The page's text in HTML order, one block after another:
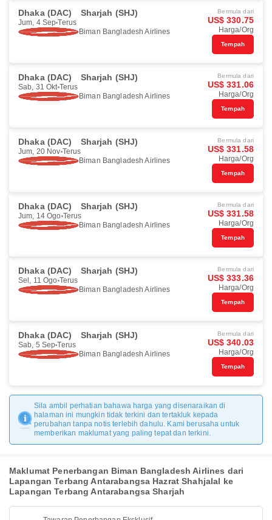
Dhaka (DAC) Sharjah (SHJ)
Jum, 4 Sep Terus
Biman Bangladesh Airlines
Bermula dari
US$ 330.75
Harga/Org
Tempah
Dhaka (DAC) Sharjah (SHJ)
Sab, 31 Okt Terus
Biman Bangladesh Airlines
Bermula dari
US$ 331.06
Harga/Org
Tempah
Dhaka (DAC) Sharjah (SHJ)
Jum, 20 Nov Terus
Biman Bangladesh Airlines
Bermula dari
US$ 331.58
Harga/Org
Tempah
Dhaka (DAC) Sharjah (SHJ)
Jum, 14 Ogo Terus
Biman Bangladesh Airlines
Bermula dari
US$ 331.58
Harga/Org
Tempah
Dhaka (DAC) Sharjah (SHJ)
Sel, 11 Ogo Terus
Biman Bangladesh Airlines
Bermula dari
US$ 333.36
Harga/Org
Tempah
Dhaka (DAC) Sharjah (SHJ)
Sab, 5 Sep Terus
Biman Bangladesh Airlines
Bermula dari
US$ 340.03
Harga/Org
Tempah
Sila ambil perhatian bahawa harga yang disenaraikan di
halaman ini mungkin tidak terkini dan tertakluk kepada
perubahan tanpa notis terlebih dahulu. Kami berusaha untuk
memberikan maklumat yang paling tepat dan terkini.
Maklumat Penerbangan Biman Bangladesh Airlines dari
Lapangan Terbang Antarabangsa Hazrat Shahjalal ke
Lapangan Terbang Antarabangsa Sharjah